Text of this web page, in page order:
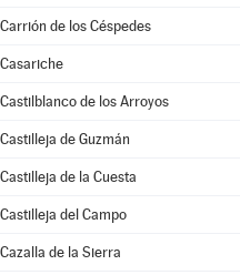
Carrión de los Céspedes
Casariche
Castilblanco de los Arroyos
Castilleja de Guzmán
Castilleja de la Cuesta
Castilleja del Campo
Cazalla de la Sierra